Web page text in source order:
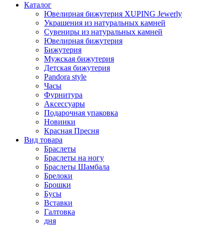
Каталог
Ювелирная бижутерия XUPING Jewerly
Украшения из натуральных камней
Сувениры из натуральных камней
Ювелирная бижутерия
Бижутерия
Мужская бижутерия
Детская бижутерия
Pandora style
Часы
Фурнитура
Аксеcсуары
Подарочная упаковка
Новинки
Красная Пресня
Вид товара
Браслеты
Браслеты на ногу
Браслеты Шамбала
Брелоки
Брошки
Бусы
Вставки
Галтовка
дня